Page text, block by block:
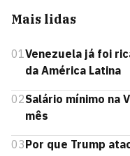
Mais lidas
01Venezuela já foi
da América Latina
02Salário mínimo na
mês
03Por que Trump